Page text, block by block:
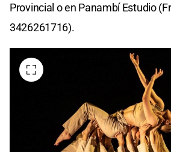
Provincial o en Panambí Estudio
3426261716).